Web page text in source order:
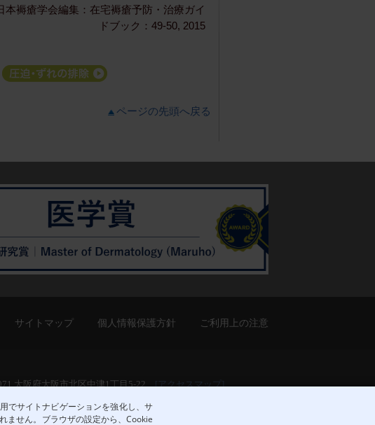
でサイトナビゲーションを強化し、サ
ません。ブラウザの設定から、Cookie
褥瘡学会編集：在宅褥瘡予防・治療ガイ
ドブック：49-50, 2015
ページの先頭へ戻る
サイトマップ 個人情報保護方針 ご利用上の注意
大阪府大阪市北区中津1丁目5-22[アクセスマップ]